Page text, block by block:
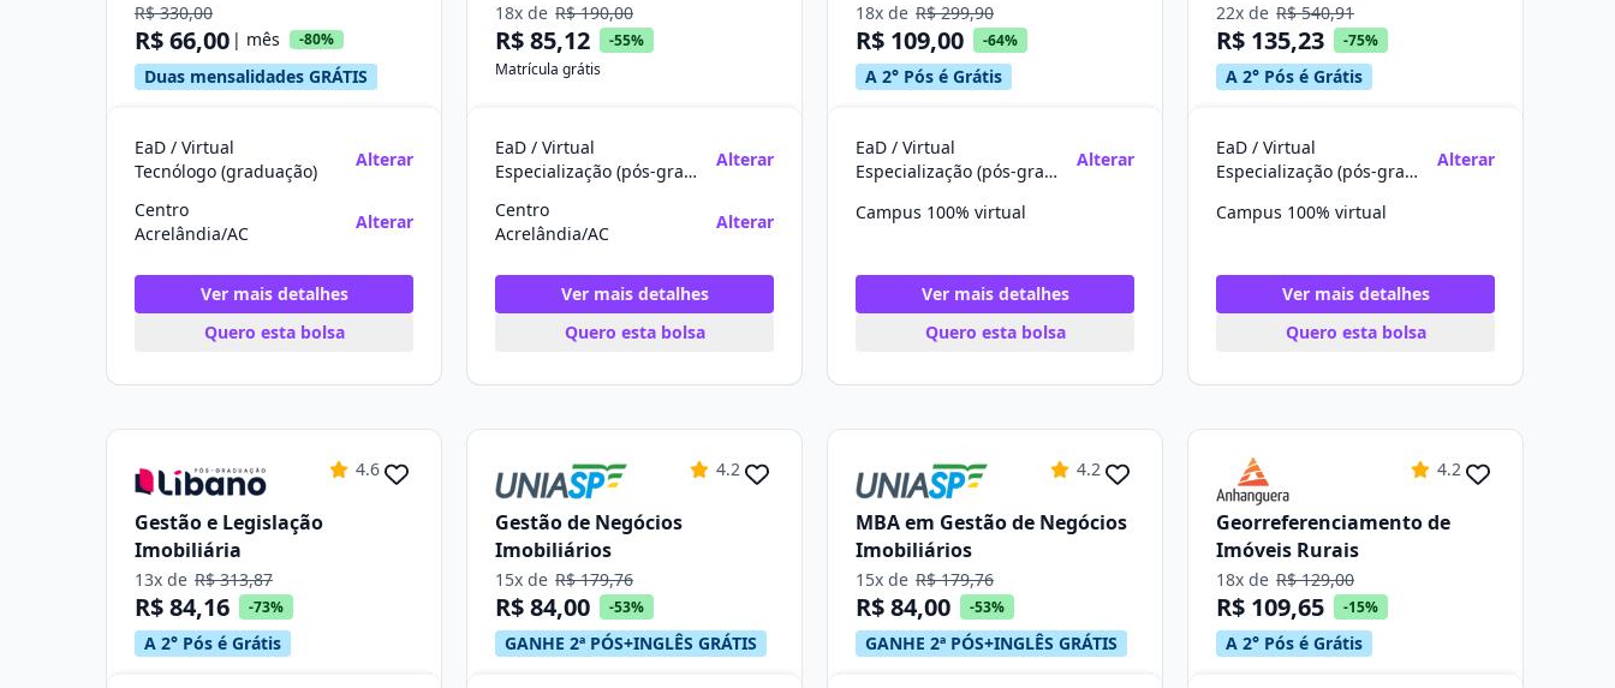
R$ 330,00
R$ 66,00 | mês -80%
Duas mensalidades GRÁTIS
EaD / Virtual
Tecnólogo (graduação)
Alterar
Centro
Acrelândia/AC
Alterar
Ver mais detalhes
Quero esta bolsa
18x de R$ 190,00
R$ 85,12
-55%
Matrícula grátis
EaD / Virtual
Especialização (pós-graduação)
Alterar
Centro
Acrelândia/AC
Alterar
Ver mais detalhes
Quero esta bolsa
18x de R$ 299,90
R$ 109,00 -64%
A 2° Pós é Grátis
EaD / Virtual
Especialização (pós-graduação)
Alterar
Campus 100% virtual
Ver mais detalhes
Quero esta bolsa
22x de R$ 540,91
R$ 135,23 -75%
A 2° Pós é Grátis
EaD / Virtual
Especialização (pós-graduação)
Alterar
Campus 100% virtual
Ver mais detalhes
Quero esta bolsa
4.6
Gestão e Legislação
Imobiliária
13x de R$ 313,87
R$ 84,16 -73%
A 2° Pós é Grátis
4.2
Gestão de Negócios
Imobiliários
15x de R$ 179,76
R$ 84,00 -53%
GANHE 2ª PÓS+INGLÊS GRÁTIS
4.2
MBA em Gestão de Negócios
Imobiliários
15x de R$ 179,76
R$ 84,00 -53%
GANHE 2ª PÓS+INGLÊS GRÁTIS
4.2
Georreferenciamento de
Imóveis Rurais
18x de R$ 129,00
R$ 109,65 -15%
A 2° Pós é Grátis